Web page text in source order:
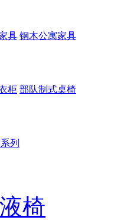
具 钢木公寓家具
柜 部队制式桌椅
列
椅